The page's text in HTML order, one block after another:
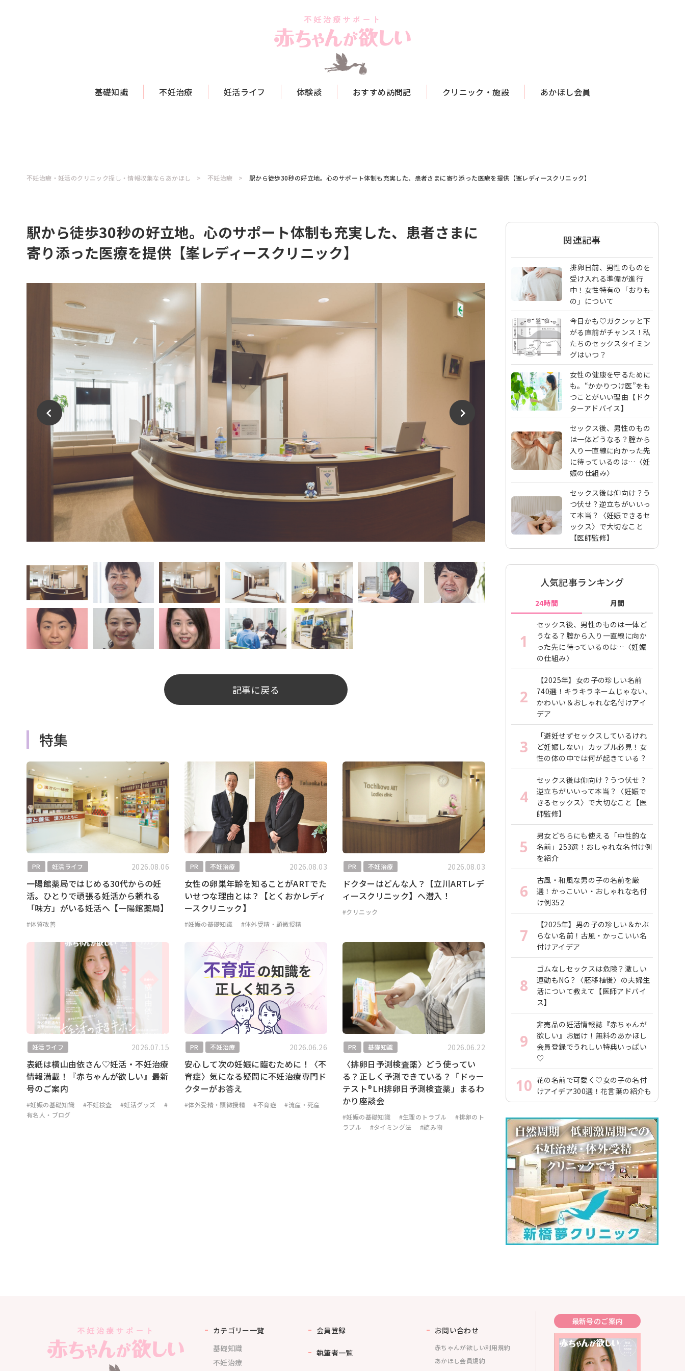
基礎知識 不妊治療 妊活ライフ 体験談 おすすめ訪問記 クリニック・施設 あかほし会員
不妊治療・妊活のクリニック探し・情報収集ならあかほし 不妊治療 駅から徒歩30秒の好立地。心のサポート体制も充実した、患者さまに寄り添った医療を提供【峯レディースクリニック】
駅から徒歩30秒の好立地。心のサポート体制も充実した、患者さまに
寄り添った医療を提供【峯レディースクリニック】
記事に戻る
特集
PR 妊活ライフ 2026.08.06
一陽館薬局ではじめる30代からの妊
活。ひとりで頑張る妊活から頼れる
「味方」がいる妊活へ【一陽館薬局】
#体質改善
PR 不妊治療 2026.08.03
女性の卵巣年齢を知ることがARTでた
いせつな理由とは？【とくおかレディ
ースクリニック】
#妊娠の基礎知識 #体外受精・顕微授精
PR 不妊治療 2026.08.03
ドクターはどんな人？【立川ARTレデ
ィースクリニック】へ潜入！
#クリニック
妊活ライフ 2026.07.15
表紙は横山由依さん♡妊活・不妊治療
情報満載！『赤ちゃんが欲しい』最新
号のご案内
#妊娠の基礎知識 #不妊検査 #妊活グッズ
#
有名人・ブログ
PR 不妊治療 2026.06.26
安心して次の妊娠に臨むために！〈不
育症〉気になる疑問に不妊治療専門ド
クターがお答え
#体外受精・顕微授精 #不育症 #流産・死産
PR 基礎知識 2026.06.22
〈排卵日予測検査薬〉どう使ってい
る？正しく予測できている？「ドゥー
テスト®LH排卵日予測検査薬」まるわ
かり座談会
#妊娠の基礎知識 #生理のトラブル
#排卵のト
ラブル
#タイミング法 #読み物
関連記事
排卵日前、男性のものを
受け入れる準備が進行
中！女性特有の「おりも
の」について
今日かも♡ガクンッと下
がる直前がチャンス！私
たちのセックスタイミン
グはいつ？
女性の健康を守るために
も。“かかりつけ医”をも
つことがいい理由【ドク
ターアドバイス】
セックス後、男性のもの
は一体どうなる？腟から
入り一直線に向かった先
に待っているのは…〈妊
娠の仕組み〉
セックス後は仰向け？う
つ伏せ？逆立ちがいいっ
て本当？〈妊娠できるセ
ックス〉で大切なこと
【医師監修】
人気記事ランキング
24時間 月間
1
セックス後、男性のものは一体ど
うなる？腟から入り一直線に向か
った先に待っているのは…〈妊娠
の仕組み〉
2
【2025年】女の子の珍しい名前
740選！キラキラネームじゃない、
かわいい＆おしゃれな名付けアイ
デア
3
「避妊せずセックスしているけれ
ど妊娠しない」カップル必見！女
性の体の中では何が起きている？
4
セックス後は仰向け？うつ伏せ？
逆立ちがいいって本当？〈妊娠で
きるセックス〉で大切なこと【医
師監修】
5
男女どちらにも使える「中性的な
名前」253選！おしゃれな名付け例
を紹介
6
古風・和風な男の子の名前を厳
選！かっこいい・おしゃれな名付
け例352
7
【2025年】男の子の珍しい＆かぶ
らない名前！古風・かっこいい名
付けアイデア
8
ゴムなしセックスは危険？激しい
運動もNG？〈胚移植後〉の夫婦生
活について教えて【医師アドバイ
ス】
9
非売品の妊活情報誌『赤ちゃんが
欲しい』お届け！無料のあかほし
会員登録でうれしい特典いっぱい
♡
10 花の名前で可愛く♡女の子の名付
けアイデア300選！花言葉の紹介も
カテゴリー一覧
基礎知識
不妊治療
会員登録
執筆者一覧
お問い合わせ
赤ちゃんが欲しい利用規約
あかほし会員規約
最新号のご案内